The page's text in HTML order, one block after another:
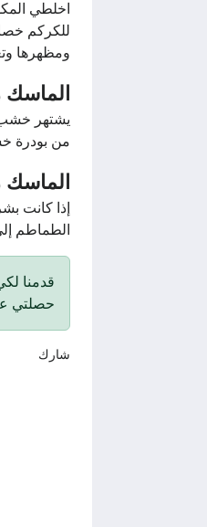
اخلطي المكونات
للكركم
ومظهرها
الماسك رقم ٤ ماسك خشب الصندل وماء الورد للتخلص من
يشتهر خشب
من بودرة خشب
الماسك رقم ٥ ماسك الطماطم والسكر
إذا كانت
الطماطم إلى
حصلتي
شارك